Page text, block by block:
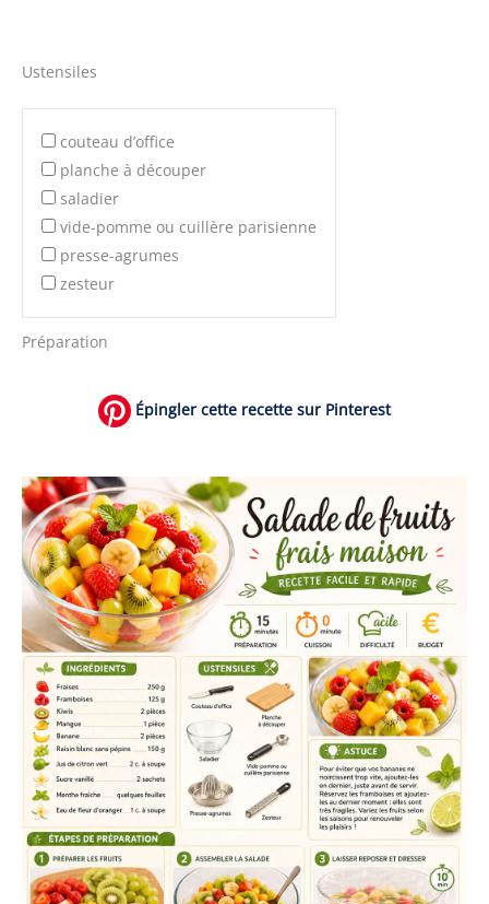
Ustensiles
couteau d’office
planche à découper
saladier
vide-pomme ou cuillère parisienne
presse-agrumes
zesteur
Préparation
Épingler cette recette sur Pinterest